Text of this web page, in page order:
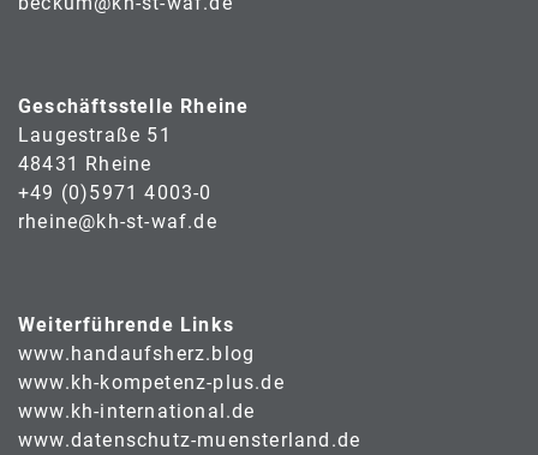
Geschäftsstelle Rheine
Laugestraße 51
48431 Rheine
+49 (0)5971 4003-0
rheine@kh-st-waf.de
Weiterführende Links
www.handaufsherz.blog
www.kh-kompetenz-plus.de
www.kh-international.de
www.datenschutz-muensterland.de